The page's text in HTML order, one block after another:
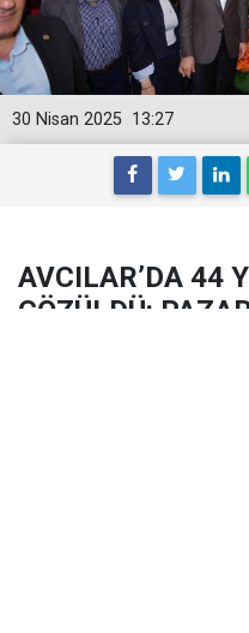
13:27
30 Nisan 2025
AVCILAR’DA 44
ÇÖZÜLDÜ: